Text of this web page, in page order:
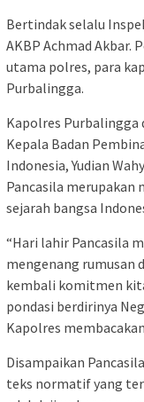
Bertindak selalu
AKBP Achmad Akbar.
utama polres, para
Purbalingga.
Kapolres
Kepala Badan
Indonesia, Yudian
Pancasila
sejarah bangsa
“Hari lahir Pancasila
mengenang rumusan
kembali komitmen
pondasi berdirinya
Kapolres
Disampaikan
teks normatif yang